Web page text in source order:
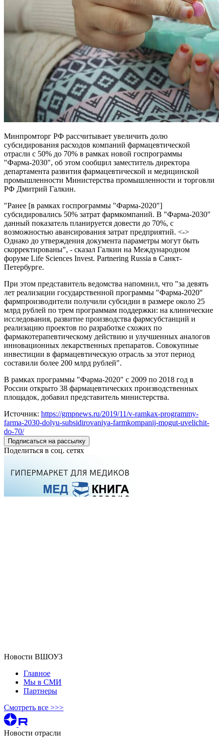
Минпромторг РФ рассчитывает увеличить долю
субсидирования расходов компаний фармацевтической
отрасли с 50% до 70% в рамках новой госпрограммы
"Фарма-2030", об этом сообщил заместитель директора
департамента развития фармацевтической и медицинской
промышленности Министерства промышленности и торговли
РФ Дмитрий Галкин.
"Ранее [в рамках госпрограммы "Фарма-2020"]
субсидировались 50% затрат фармкомпаний. В "Фарма-2030″
данный показатель планируется довести до 70%, с
возможностью авансирования затрат предприятий. <->
Однако до утверждения документа параметры могут быть
скорректированы", - сказал Галкин на Международном
форуме Life Sciences Invest. Partnering Russia в Санкт-
Петербурге.
При этом представитель ведомства напомнил, что "за девять
лет реализации государственной программы "Фарма-2020″
фармпроизводители получили субсидии в размере около 25
млрд рублей по трем программам поддержки: на клинические
исследования, развитие производства фармсубстанций и
реализацию проектов по разработке схожих по
фармакотерапевтическому действию и улучшенных аналогов
инновационных лекарственных препаратов. Совокупные
инвестиции в фармацевтическую отрасль за этот период
составили более 200 млрд рублей".
В рамках программы "Фарма-2020" с 2009 по 2018 год в
России открыто 38 фармацевтических производственных
площадок, добавил представитель министерства.
Источник: https://gmpnews.ru/2019/11/v-ramkax-programmy-
farma-2030-dolyu-subsidirovaniya-farmkompanij-mogut-uvelichit-
do-70/
Подписаться на рассылку
Поделиться в соц. сетях
Новости ВШОУЗ
Главное
Мы в СМИ
Партнеры
Смотреть все >>>
Новости отрасли